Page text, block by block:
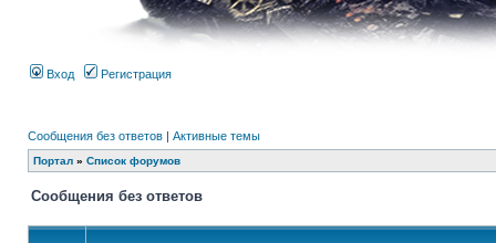
Вход Регистрация
Сообщения без ответов | Активные темы
Портал » Список форумов
Сообщения без ответов